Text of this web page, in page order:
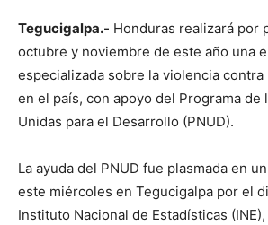
Tegucigalpa.- Honduras realizará por
octubre y noviembre de este año una
especializada sobre la violencia contra
en el país, con apoyo del Programa de
Unidas para el Desarrollo (PNUD).
La ayuda del PNUD fue plasmada en
este miércoles en Tegucigalpa por el
Instituto Nacional de Estadísticas